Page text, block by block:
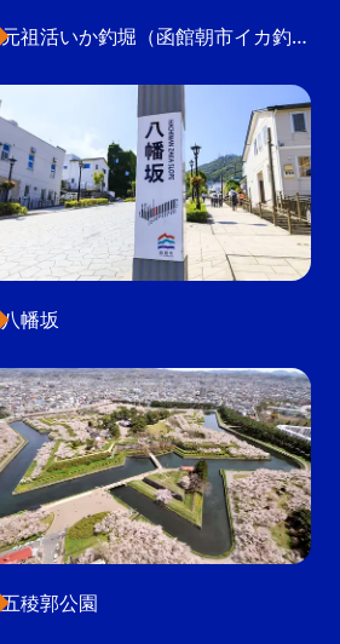
元祖活いか釣堀（函館朝市イカ釣り体験）
八幡坂
五稜郭公園